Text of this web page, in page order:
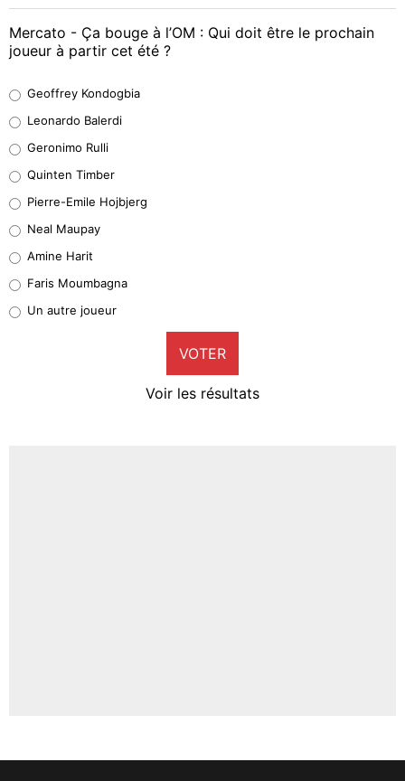
Mercato - Ça bouge à l’OM : Qui doit être le prochain
joueur à partir cet été ?
38%
32%
4%
1%
9%
Geoffrey Kondogbia
Leonardo Balerdi
Geronimo Rulli
Quinten Timber
Pierre-Emile Hojbjerg
Neal Maupay
Amine Harit
Faris Moumbagna
Un autre joueur
VOTER
Voir les résultats